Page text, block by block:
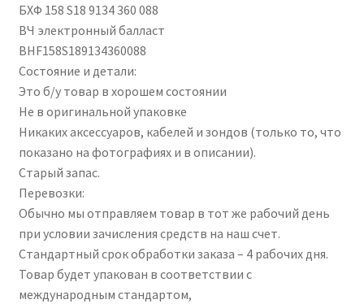
Прокладка трасс для кондиционеров
Средства для дезинфекции кондиционеров
Средства для чистки кондиционеров
Услуги альпинистов при установке и обслуживании
кондиционеров
Чистка кондиционеров
БХФ 158 S18 9134 360 088
ВЧ электронный балласт
BHF158S189134360088
Состояние и детали:
Это б/у товар в хорошем состоянии
Не в оригинальной упаковке
Никаких аксессуаров, кабелей и зондов (только то, что
показано на фотографиях и в описании).
Старый запас.
Перевозки:
Обычно мы отправляем товар в тот же рабочий день
при условии зачисления средств на наш счет.
Стандартный срок обработки заказа – 4 рабочих дня.
Товар будет упакован в соответствии с
международным стандартом,